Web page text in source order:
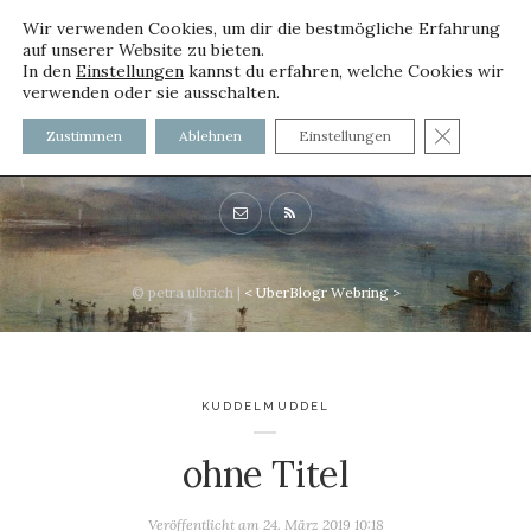
voller worte - mit und ohne
Innenfutter
© petra ulbrich | < UberBlogr Webring >
KUDDELMUDDEL
ohne Titel
Veröffentlicht am 24. März 2019 10:18
Wir verwenden Cookies, um dir die bestmögliche Erfahrung
auf unserer Website zu bieten.
In den Einstellungen kannst du erfahren, welche Cookies wir
verwenden oder sie ausschalten.
Zustimmen Ablehnen Einstellungen GDPR